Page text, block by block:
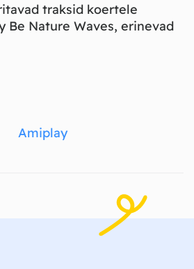
traksid koertele
Be Nature Waves, erinevad
Amiplay